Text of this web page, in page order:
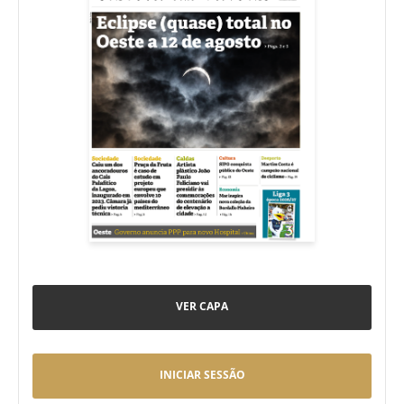
VER CAPA
INICIAR SESSÃO